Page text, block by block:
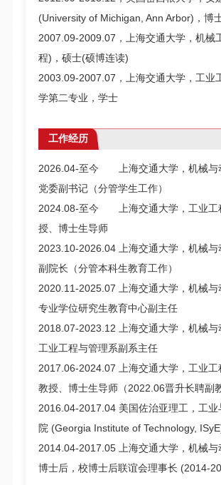
(University of Michigan, Ann Arbor)，博
2007.09-2009.07，上海交通大学，机械
程)，硕士(硕博连读)
2003.09-2007.07，上海交通大学，工业
学第二专业，学士
工作经历
2026.04-至今 上海交通大学，机械与
党委副书记（分管学生工作）
2024.08-至今 上海交通大学，工业工
授、博士生导师
2023.10-2026.04 上海交通大学，机械与
副院长（分管本科生教育工作）
2020.11-2025.07 上海交通大学，机械与
专业学位研究生教育中心副主任
2018.07-2023.12 上海交通大学，机械与
工业工程与管理系副系主任
2017.06-2024.07 上海交通大学， 工业工
教授、博士生导师（2022.06晋升长聘副
2016.04-2017.04 美国佐治亚理工，工业
院 (Georgia Institute of Technology,
2014.04-2017.05 上海交通大学，机械与
博士后，校博士后联谊会理事长 (2014-